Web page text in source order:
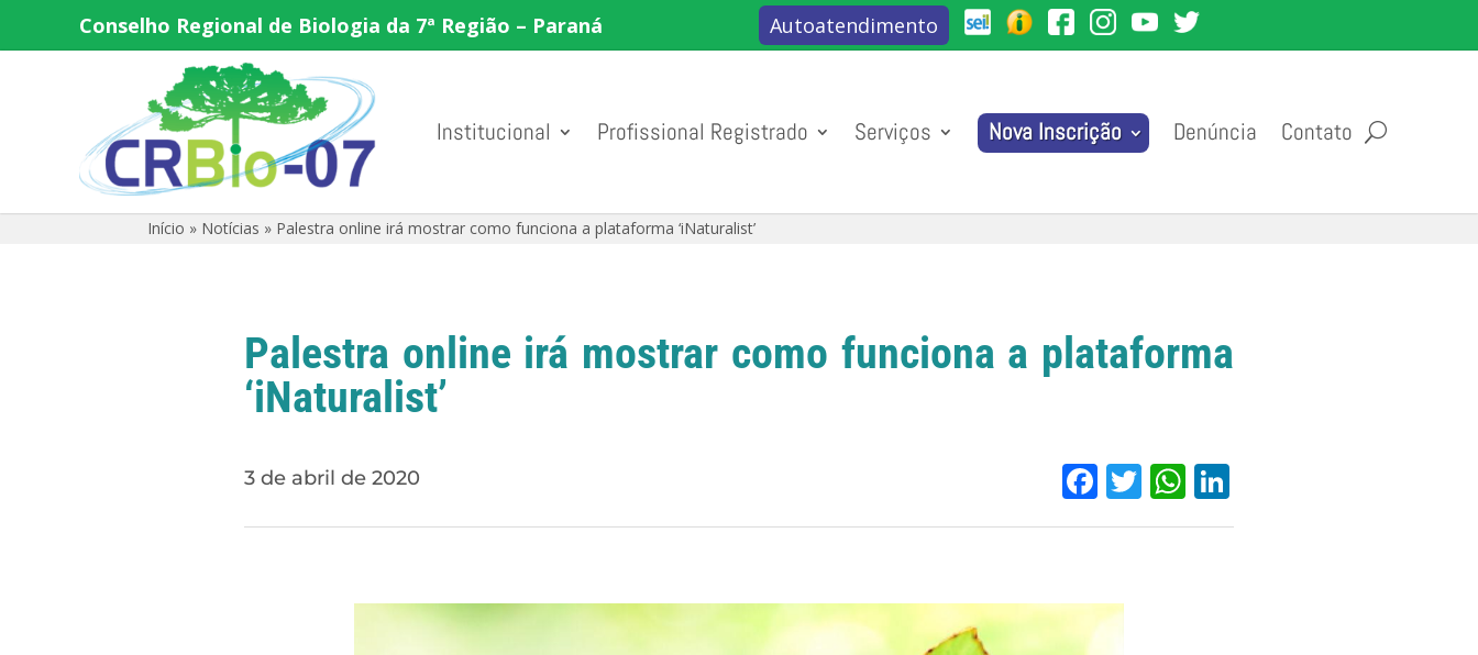
Conselho Regional de Biologia da 7ª Região – Paraná Autoatendimento
Institucional Profissional Registrado Serviços Nova Inscrição Denúncia Contato
Início » Notícias » Palestra online irá mostrar como funciona a plataforma ‘iNaturalist’
Palestra online irá mostrar como funciona a plataforma
‘iNaturalist’
3 de abril de 2020 Facebook
TwitterWhatsApp